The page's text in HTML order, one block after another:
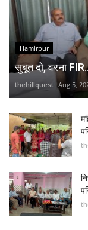
Hamirpur
सुबूत दो, वरना
thehillquest Aug 5,